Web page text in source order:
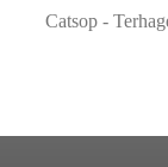
Catsop -